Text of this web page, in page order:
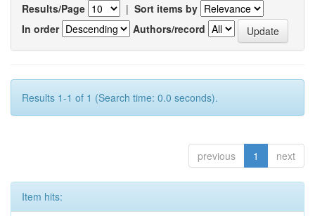
Results/Page | Sort items by
In order
Authors/record
Results 1-1 of 1 (Search time: 0.0 seconds).
previous 1 next
Item hits: